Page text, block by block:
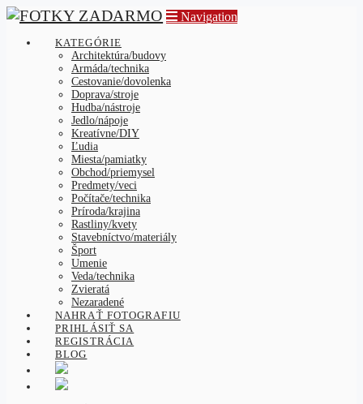
Navigation
KATEGÓRIE
Architektúra/budovy
Armáda/technika
Cestovanie/dovolenka
Doprava/stroje
Hudba/nástroje
Jedlo/nápoje
Kreatívne/DIY
Ľudia
Miesta/pamiatky
Obchod/priemysel
Predmety/veci
Počítače/technika
Príroda/krajina
Rastliny/kvety
Stavebníctvo/materiály
Šport
Umenie
Veda/technika
Zvieratá
Nezaradené
NAHRAŤ FOTOGRAFIU
PRIHLÁSIŤ SA
REGISTRÁCIA
BLOG